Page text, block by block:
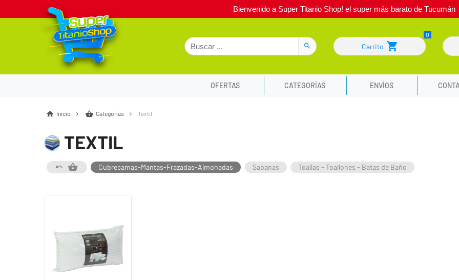
Bienvenido a Super Titanio Shop! el super más barato de Tucumán
Carrito
OFERTAS CATEGORÍAS ENVÍOS
Inicio Categorías Textil
TEXTIL
Cubrecamas-Mantas-Frazadas-Almohadas Sabanas Toallas - Toallones - Batas de Baño